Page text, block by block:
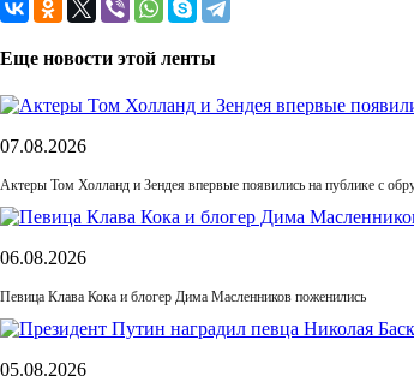
Еще новости этой ленты
07.08.2026
Актеры Том Холланд и Зендея впервые появились на публике с
06.08.2026
Певица Клава Кока и блогер Дима Масленников поженились
05.08.2026